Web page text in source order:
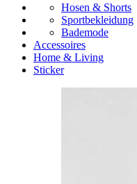
Hosen & Shorts
Sportbekleidung
Bademode
Accessoires
Home & Living
Sticker